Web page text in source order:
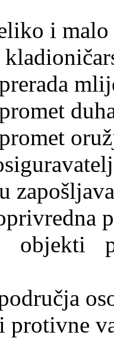
i
objekti
protivne